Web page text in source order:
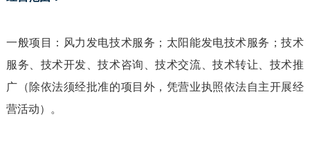
一般项目：风力发电技术服务；太阳能发电技术服务；技术
服务、技术开发、技术咨询、技术交流、技术转让、技术推
广（除依法须经批准的项目外，凭营业执照依法自主开展经
营活动）。